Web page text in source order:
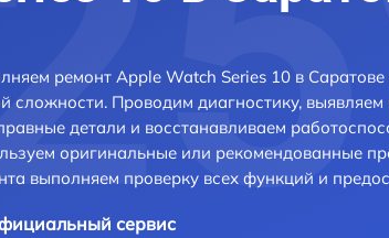
ремонт Apple Watch Series 10 в
сложности. Проводим диагностику,
детали и восстанавливаем
оригинальные или рекомендованные
выполняем проверку всех функций и
сервис